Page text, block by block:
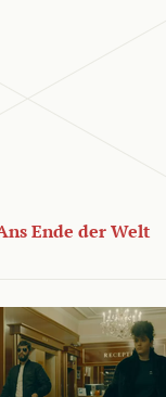
Ende der Welt